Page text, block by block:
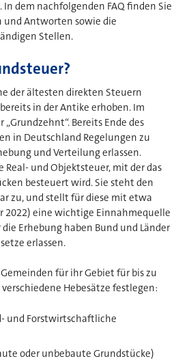
In dem nachfolgenden FAQ finden Sie
und Antworten sowie die
Stellen.
der ältesten direkten Steuern
in der Antike erhoben. Im
Bereits Ende des
in Deutschland Regelungen zu
und Verteilung erlassen.
Real- und Objektsteuer, mit der das
besteuert wird. Sie steht den
zu, und stellt für diese mit etwa
2022) eine wichtige Einnahmequelle
Erhebung haben Bund und Länder
erlassen.
für ihr Gebiet für bis zu
Hebesätze festlegen:
und Forstwirtschaftliche
oder unbebaute Grundstücke)